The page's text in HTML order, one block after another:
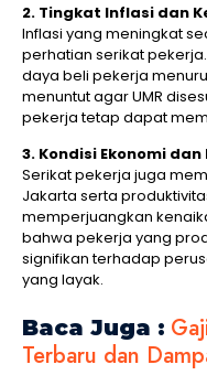
2. Tingkat Inflasi dan
Inflasi yang meningkat
perhatian serikat
daya beli pekerja
menuntut agar UMR
pekerja tetap dapat
3. Kondisi Ekonomi
Serikat pekerja juga
Jakarta serta
memperjuangkan
bahwa pekerja yang
signifikan terhadap
yang layak.
Baca Juga :
Terbaru dan